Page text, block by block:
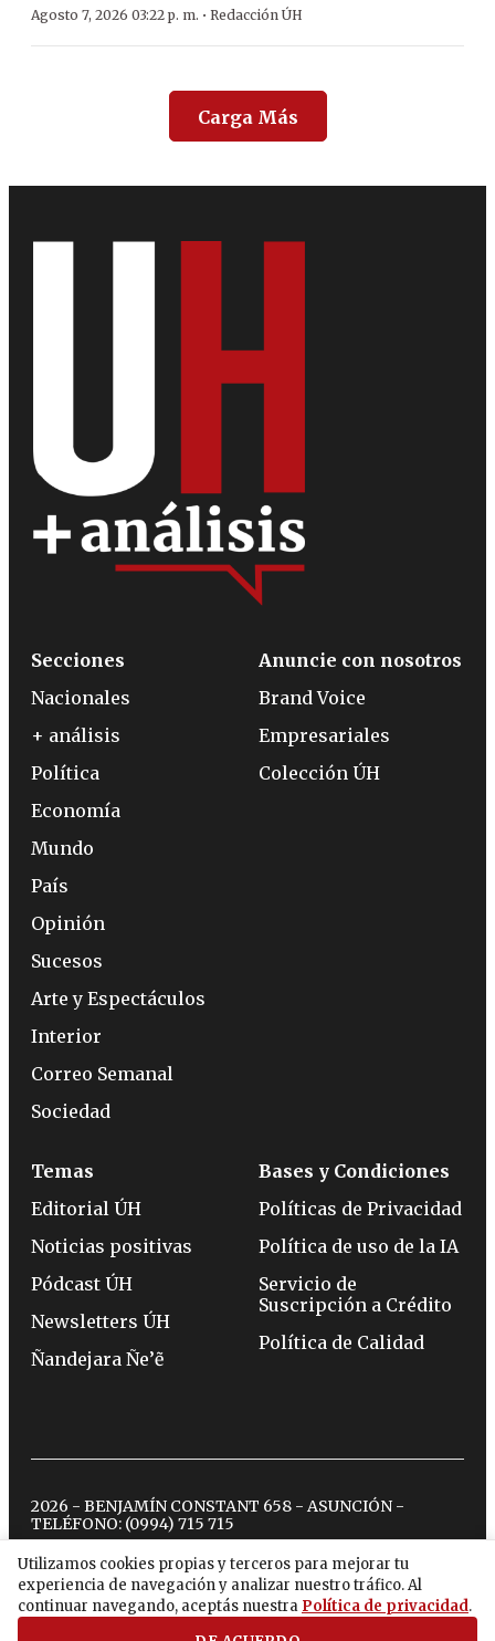
Agosto 7, 2026 03:22 p. m. · Redacción ÚH
Carga Más
Utilizamos cookies propias y terceros para mejorar tu
experiencia de navegación y analizar nuestro tráfico. Al
continuar navegando, aceptás nuestra Política de privacidad.
Secciones
Nacionales
+ análisis
Política
Economía
Mundo
País
Opinión
Sucesos
Arte y Espectáculos
Interior
Correo Semanal
Sociedad
Anuncie con nosotros
Brand Voice
Empresariales
Colección ÚH
Temas
Editorial ÚH
Noticias positivas
Pódcast ÚH
Newsletters ÚH
Ñandejara Ñe’ẽ
Bases y Condiciones
Políticas de Privacidad
Política de uso de la IA
Servicio de
Suscripción a Crédito
Política de Calidad
2026 - BENJAMÍN CONSTANT 658 - ASUNCIÓN -
TELÉFONO: (0994) 715 715
twitterinstagram
facebook
tiktokyoutubespotify